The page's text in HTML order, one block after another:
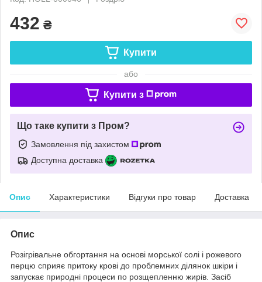
432 ₴
Купити
або
Купити з
Що таке купити з Пром?
Замовлення під захистом
Доступна доставка
Опис Характеристики Відгуки про товар Доставка
Опис
Розігрівальне обгортання на основі морської солі і рожевого
перцю сприяє притоку крові до проблемних ділянок шкіри і
запускає природні процеси по розщепленню жирів. Засіб